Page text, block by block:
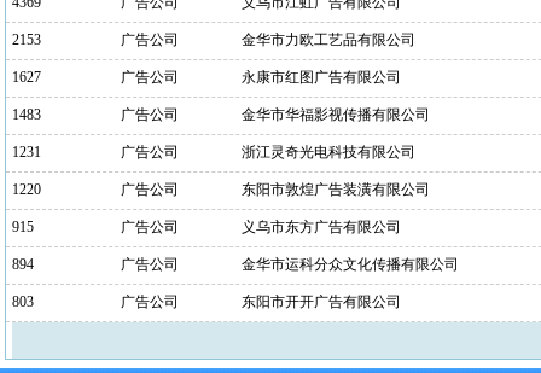
2153 广告公司 金华市力欧工艺品有限公司
1627 广告公司 永康市红图广告有限公司
1483 广告公司 金华市华福影视传播有限公司
1231 广告公司 浙江灵奇光电科技有限公司
1220 广告公司 东阳市敦煌广告装潢有限公司
915 广告公司 义乌市东方广告有限公司
894 广告公司 金华市运科分众文化传播有限公司
803 广告公司 东阳市开开广告有限公司